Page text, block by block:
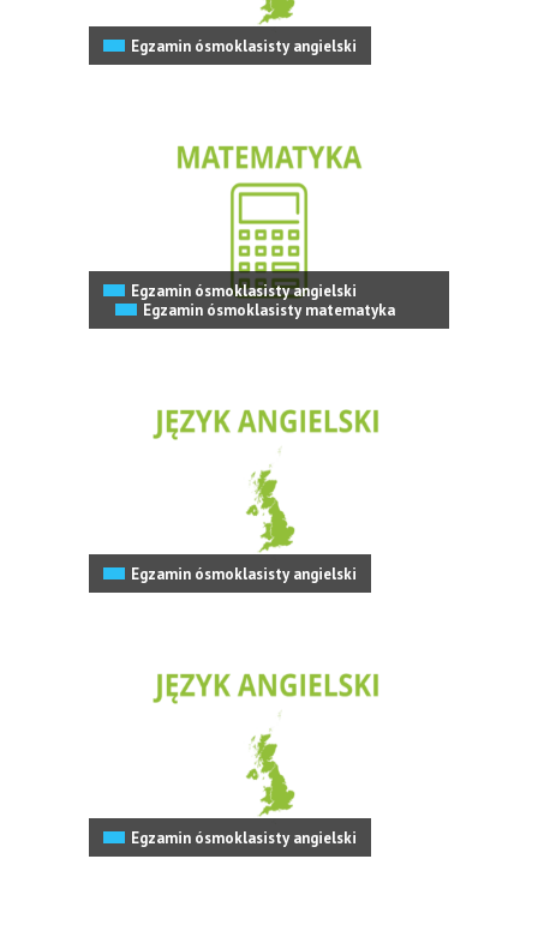
Egzamin ósmoklasisty angielski
Egzamin ósmoklasisty angielski
Egzamin ósmoklasisty matematyka
Egzamin ósmoklasisty angielski
Egzamin ósmoklasisty angielski